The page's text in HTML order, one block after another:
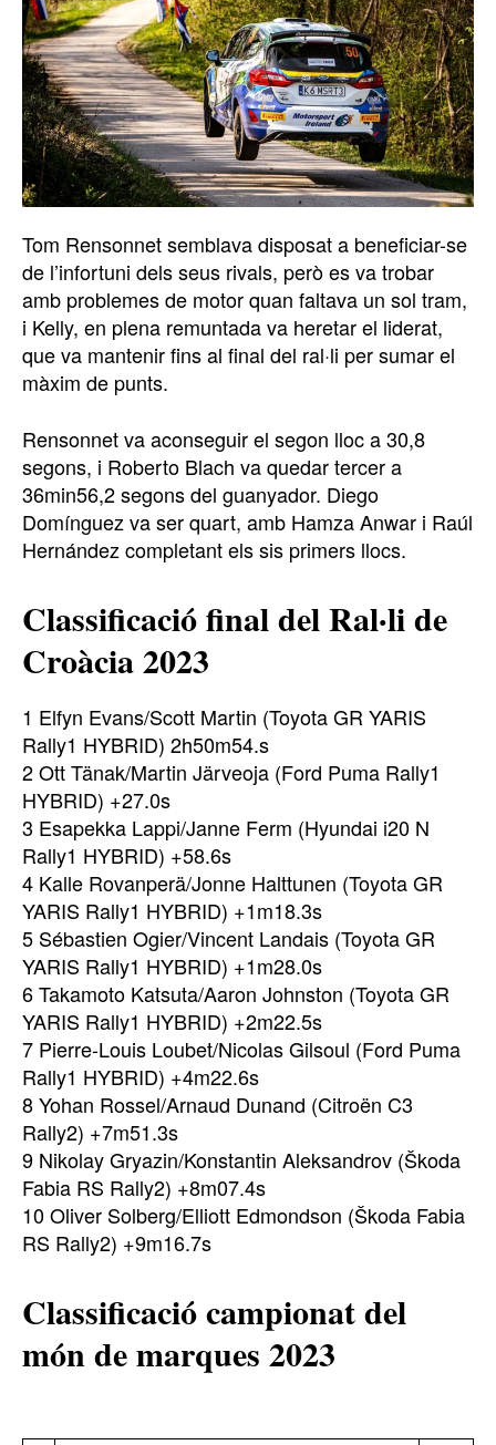
Tom Rensonnet semblava disposat a beneficiar-se
de l’infortuni dels seus rivals, però es va trobar
amb problemes de motor quan faltava un sol tram,
i Kelly, en plena remuntada va heretar el liderat,
que va mantenir fins al final del ral·li per sumar el
màxim de punts.
Rensonnet va aconseguir el segon lloc a 30,8
segons, i Roberto Blach va quedar tercer a
36min56,2 segons del guanyador. Diego
Domínguez va ser quart, amb Hamza Anwar i Raúl
Hernández completant els sis primers llocs.
Classificació final del Ral·li de
Croàcia 2023
1 Elfyn Evans/Scott Martin (Toyota GR YARIS
Rally1 HYBRID) 2h50m54.s
2 Ott Tänak/Martin Järveoja (Ford Puma Rally1
HYBRID) +27.0s
3 Esapekka Lappi/Janne Ferm (Hyundai i20 N
Rally1 HYBRID) +58.6s
4 Kalle Rovanperä/Jonne Halttunen (Toyota GR
YARIS Rally1 HYBRID) +1m18.3s
5 Sébastien Ogier/Vincent Landais (Toyota GR
YARIS Rally1 HYBRID) +1m28.0s
6 Takamoto Katsuta/Aaron Johnston (Toyota GR
YARIS Rally1 HYBRID) +2m22.5s
7 Pierre-Louis Loubet/Nicolas Gilsoul (Ford Puma
Rally1 HYBRID) +4m22.6s
8 Yohan Rossel/Arnaud Dunand (Citroën C3
Rally2) +7m51.3s
9 Nikolay Gryazin/Konstantin Aleksandrov (Škoda
Fabia RS Rally2) +8m07.4s
10 Oliver Solberg/Elliott Edmondson (Škoda Fabia
RS Rally2) +9m16.7s
Classificació campionat del
món de marques 2023